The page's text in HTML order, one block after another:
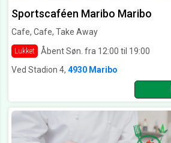
Sportscaféen Maribo Maribo
Cafe, Cafe, Take Away
Lukket
Åbent Søn. fra 12:00 til 19:00
Ved Stadion 4, 4930 Maribo